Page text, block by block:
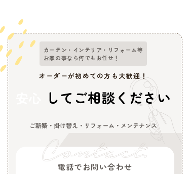
カーテン・インテリア・リフォーム等
お家の事なら何でもお任せ！
オーダーが初めての方も大歓迎！
してご相談ください
ご新築・掛け替え・リフォーム・メンテナンス
電話でお問い合わせ